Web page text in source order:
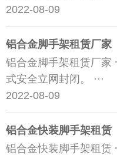
2022-08-09
铝合金脚手架租赁厂家
铝合金脚手架租赁厂家
式安全立网封闭。 ···
2022-08-09
铝合金快装脚手架租赁
铝合金快装脚手架租赁